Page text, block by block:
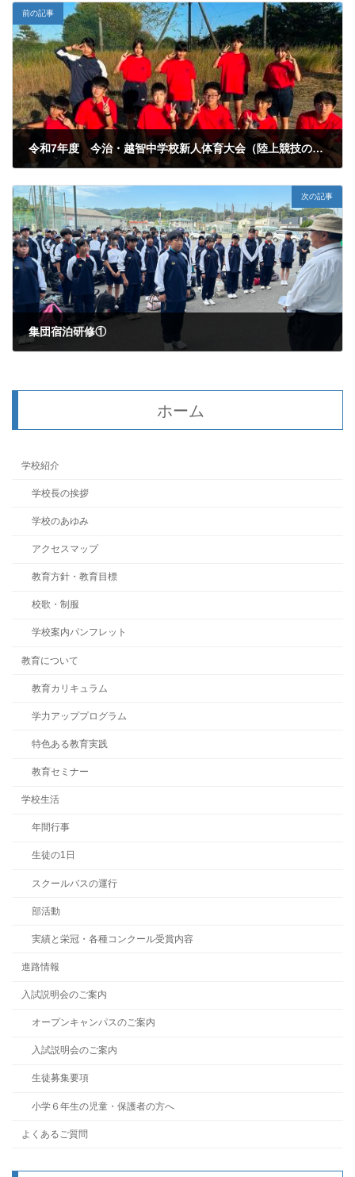
前の記事
令和7年度 今治・越智中学校新人体育大会（陸上競技の部）
次の記事
集団宿泊研修①
ホーム
学校紹介
学校長の挨拶
学校のあゆみ
アクセスマップ
教育方針・教育目標
校歌・制服
学校案内パンフレット
教育について
教育カリキュラム
学力アッププログラム
特色ある教育実践
教育セミナー
学校生活
年間行事
生徒の1日
スクールバスの運行
部活動
実績と栄冠・各種コンクール受賞内容
進路情報
入試説明会のご案内
オープンキャンパスのご案内
入試説明会のご案内
生徒募集要項
小学６年生の児童・保護者の方へ
よくあるご質問